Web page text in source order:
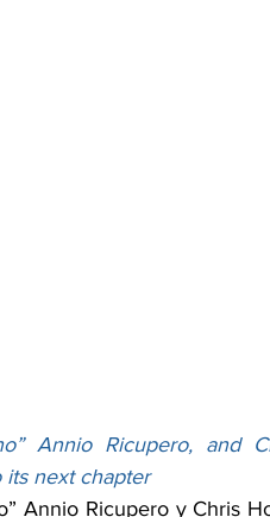
Annio Ricupero, and
its next chapter
Annio Ricupero y Chris